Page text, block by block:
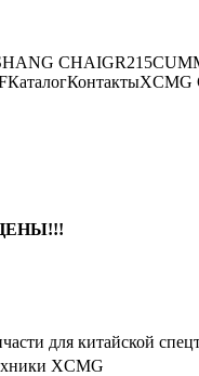
CHAIGR215
КаталогКонтакты
для китайской
XCMG